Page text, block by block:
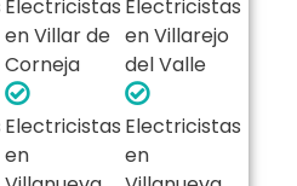
Electricistas
en Villar de
Corneja
Electricistas
en Villarejo
del Valle
Electricistas
en
Electricistas
en